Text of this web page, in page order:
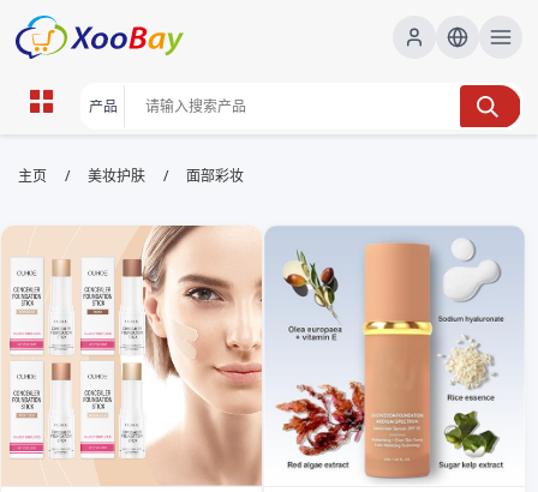
面部彩妆 | XOOBAY B2B/B2C
面部彩妆,妆容教程,化妆技巧, wholesale 面部彩妆,
XOOBAY
本页聚焦面部彩妆要点、产品选择与步骤要领，帮助提升妆效与持妆度，
适合初学者和进阶美妆爱好者。
主页 / 美妆护肤 / 面部彩妆